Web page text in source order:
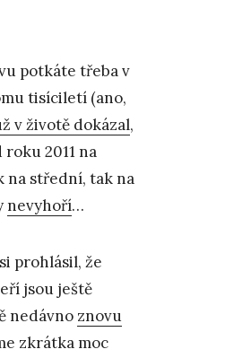
potkáte třeba v
tisíciletí (ano,
v životě dokázal,
2011 na
na střední, tak na
nevyhoří…
prohlásil, že
jsou ještě
nedávno znovu
zkrátka moc